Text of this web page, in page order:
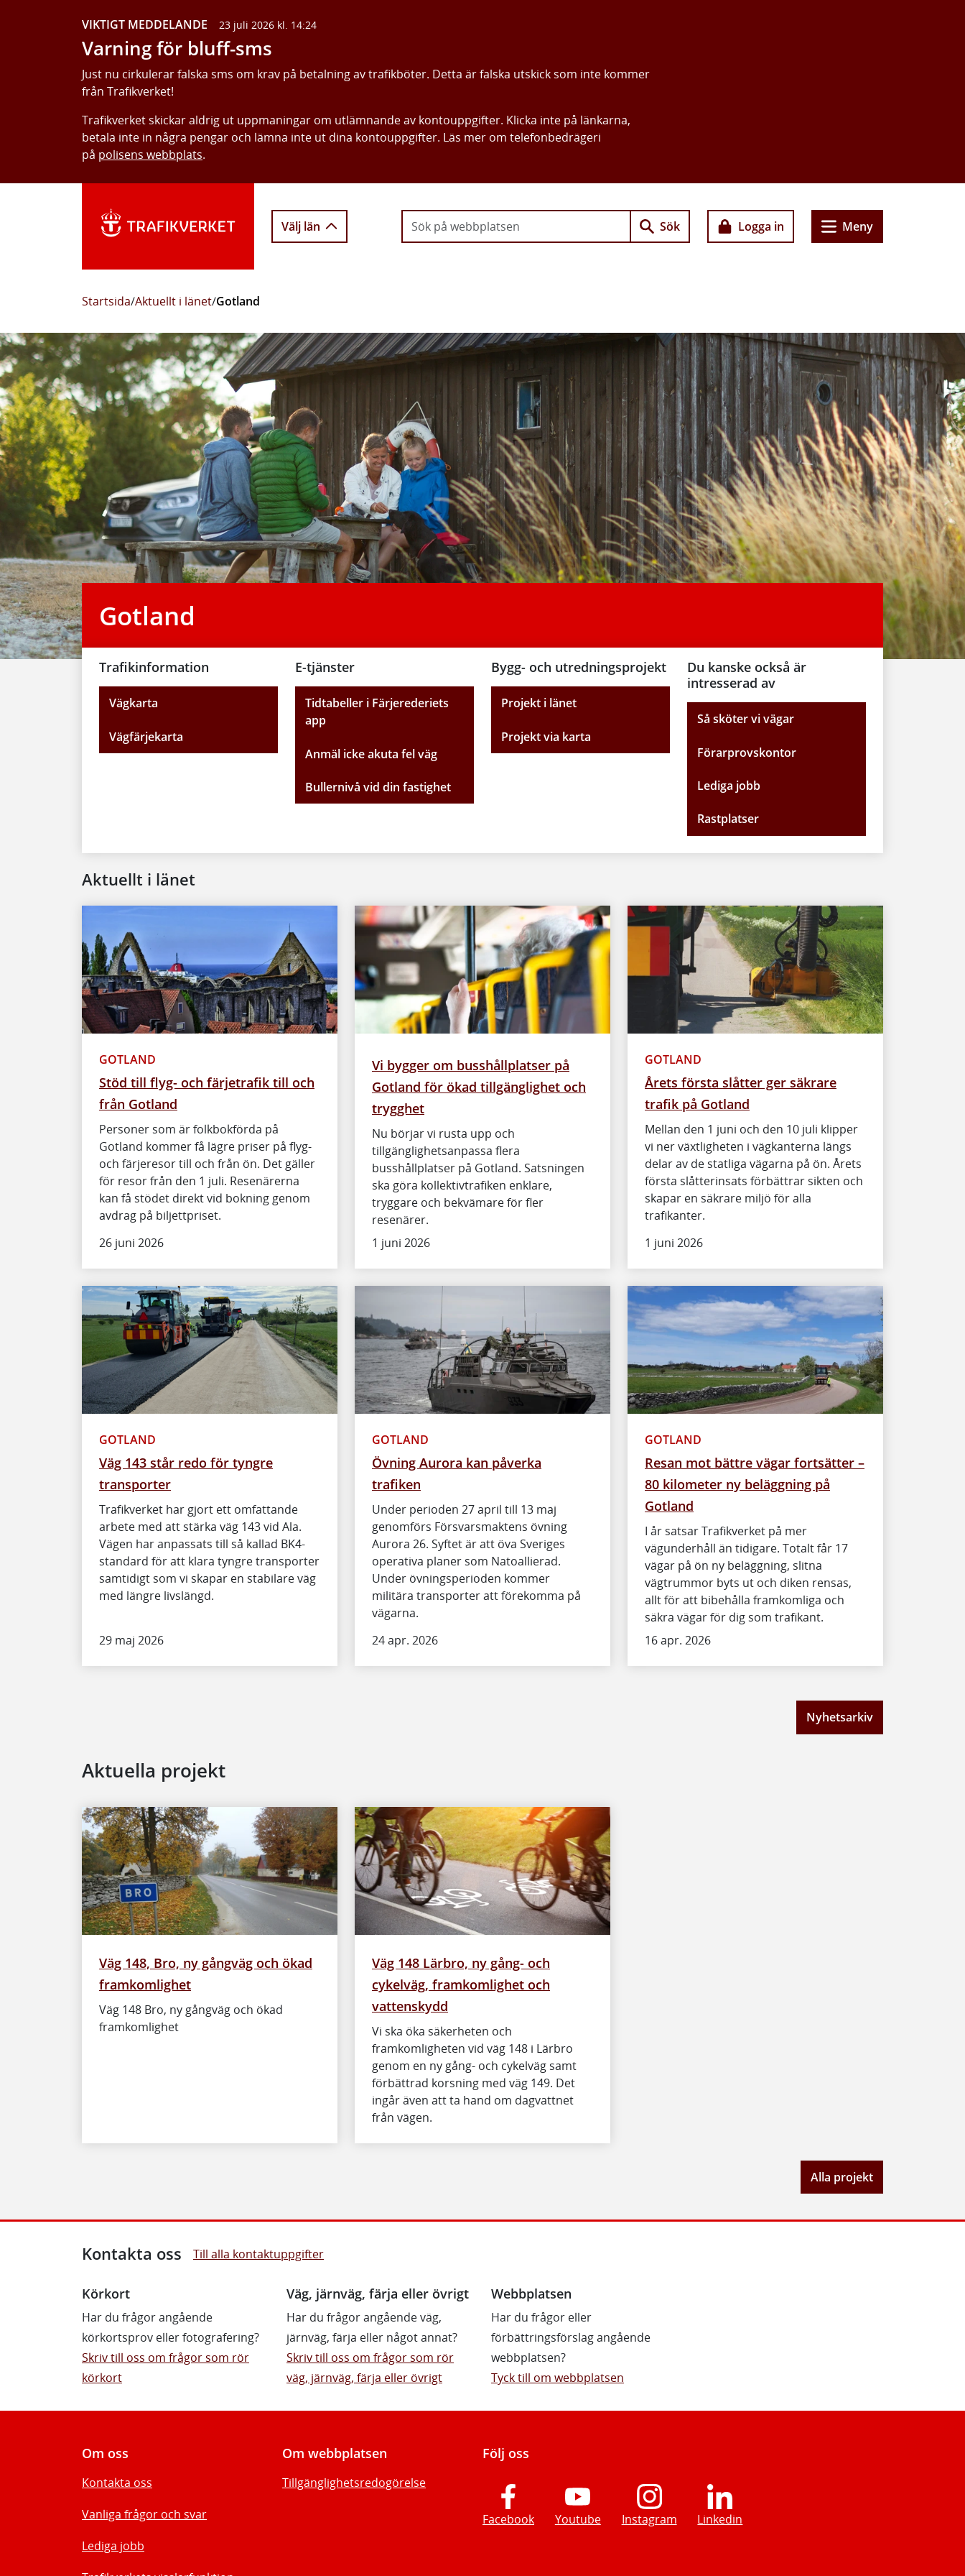
VIKTIGT MEDDELANDE 23 juli 2026 kl. 14:24
Varning för bluff-sms
Just nu cirkulerar falska sms om krav på betalning av trafikböter. Detta är falska utskick som inte kommer
från Trafikverket!
Trafikverket skickar aldrig ut uppmaningar om utlämnande av kontouppgifter. Klicka inte på länkarna,
betala inte in några pengar och lämna inte ut dina kontouppgifter. Läs mer om telefonbedrägeri
på polisens webbplats.
Välj län Sök Logga in Meny
Startsida/Aktuellt i länet/Gotland
Gotland
Trafikinformation
Vägkarta
Vägfärjekarta
E-tjänster
Tidtabeller i Färjerederiets
app
Anmäl icke akuta fel väg
Bullernivå vid din fastighet
Bygg- och utredningsprojekt
Projekt i länet
Projekt via karta
Du kanske också är
intresserad av
Så sköter vi vägar
Förarprovskontor
Lediga jobb
Rastplatser
Aktuellt i länet
GOTLAND
Stöd till flyg- och färjetrafik till och
från Gotland
Personer som är folkbokförda på
Gotland kommer få lägre priser på flyg-
och färjeresor till och från ön. Det gäller
för resor från den 1 juli. Resenärerna
kan få stödet direkt vid bokning genom
avdrag på biljettpriset.
26 juni 2026
Vi bygger om busshållplatser på
Gotland för ökad tillgänglighet och
trygghet
Nu börjar vi rusta upp och
tillgänglighetsanpassa flera
busshållplatser på Gotland. Satsningen
ska göra kollektivtrafiken enklare,
tryggare och bekvämare för fler
resenärer.
1 juni 2026
GOTLAND
Årets första slåtter ger säkrare
trafik på Gotland
Mellan den 1 juni och den 10 juli klipper
vi ner växtligheten i vägkanterna längs
delar av de statliga vägarna på ön. Årets
första slåtterinsats förbättrar sikten och
skapar en säkrare miljö för alla
trafikanter.
1 juni 2026
GOTLAND
Väg 143 står redo för tyngre
transporter
Trafikverket har gjort ett omfattande
arbete med att stärka väg 143 vid Ala.
Vägen har anpassats till så kallad BK4-
standard för att klara tyngre transporter
samtidigt som vi skapar en stabilare väg
med längre livslängd.
29 maj 2026
GOTLAND
Övning Aurora kan påverka
trafiken
Under perioden 27 april till 13 maj
genomförs Försvarsmaktens övning
Aurora 26. Syftet är att öva Sveriges
operativa planer som Natoallierad.
Under övningsperioden kommer
militära transporter att förekomma på
vägarna.
24 apr. 2026
GOTLAND
Resan mot bättre vägar fortsätter –
80 kilometer ny beläggning på
Gotland
I år satsar Trafikverket på mer
vägunderhåll än tidigare. Totalt får 17
vägar på ön ny beläggning, slitna
vägtrummor byts ut och diken rensas,
allt för att bibehålla framkomliga och
säkra vägar för dig som trafikant.
16 apr. 2026
Nyhetsarkiv
Aktuella projekt
Väg 148, Bro, ny gångväg och ökad
framkomlighet
Väg 148 Bro, ny gångväg och ökad
framkomlighet
Väg 148 Lärbro, ny gång- och
cykelväg, framkomlighet och
vattenskydd
Vi ska öka säkerheten och
framkomligheten vid väg 148 i Lärbro
genom en ny gång- och cykelväg samt
förbättrad korsning med väg 149. Det
ingår även att ta hand om dagvattnet
från vägen.
Alla projekt
Kontakta oss Till alla kontaktuppgifter
Körkort
Har du frågor angående
körkortsprov eller fotografering?
Skriv till oss om frågor som rör
körkort
Väg, järnväg, färja eller övrigt
Har du frågor angående väg,
järnväg, färja eller något annat?
Skriv till oss om frågor som rör
väg, järnväg, färja eller övrigt
Webbplatsen
Har du frågor eller
förbättringsförslag angående
webbplatsen?
Tyck till om webbplatsen
Om oss
Kontakta oss
Vanliga frågor och svar
Lediga jobb
Om webbplatsen
Tillgänglighetsredogörelse
Följ oss
Facebook Youtube Instagram Linkedin